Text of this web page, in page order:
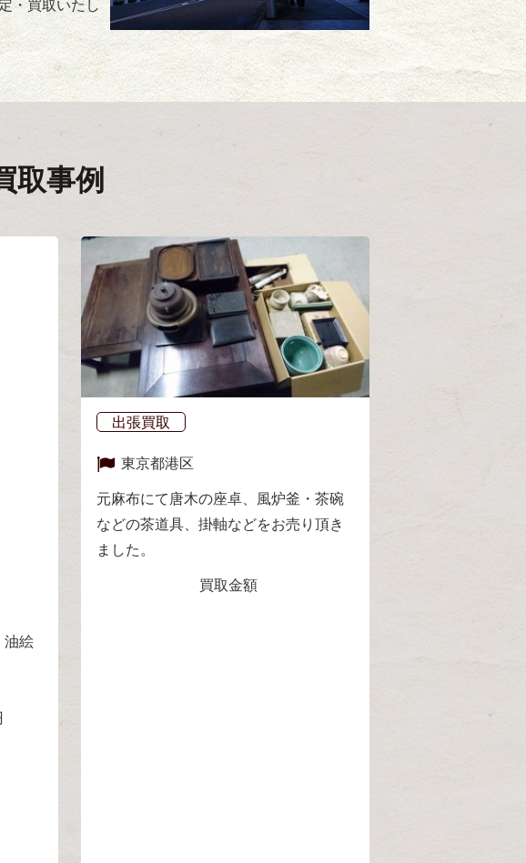
・買取いたし
取事例
油絵
出張買取
東京都港区
元麻布にて唐木の座卓、風炉釜・茶碗
などの茶道具、掛軸などをお売り頂き
ました。
買取金額